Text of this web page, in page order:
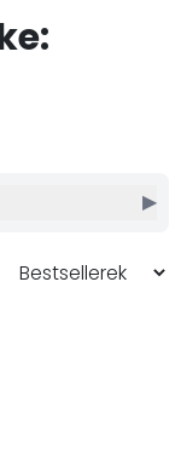
▶